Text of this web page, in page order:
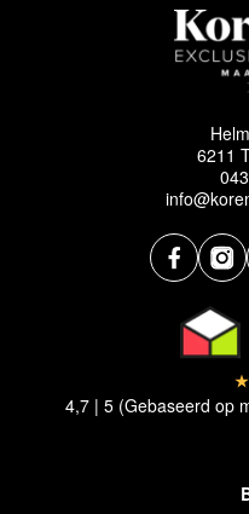
6211
4,7 | 5 (Gebaseerd op